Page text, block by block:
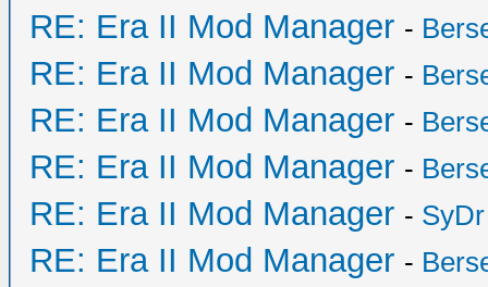
RE: Era II Mod Manager -
RE: Era II Mod Manager -
RE: Era II Mod Manager -
RE: Era II Mod Manager -
RE: Era II Mod Manager - SyDr
RE: Era II Mod Manager -